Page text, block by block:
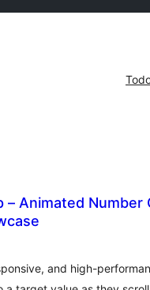
– Animated Number
and high-